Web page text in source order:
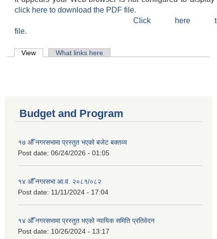
click here to download the PDF file.
Click here
file.
Primary tabs
View (active tab)What links here
Budget and Program
१७ औँ नगरसभामा प्रस्तुत भएको बजेट बक्तव्य
Post date: 06/24/2026 - 01:05
१४ औँ नगरसभा आ.व. २०८१/०८२
Post date: 11/11/2024 - 17:04
१४ औँ नगरसभामा प्रस्तुत भएको न्यायिक समिति प्रतिवेदन
Post date: 10/26/2024 - 13:17